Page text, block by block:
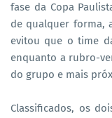
fase da Copa
de qualquer forma,
evitou que o time
enquanto a rubro-
do grupo e mais
Classificados, os